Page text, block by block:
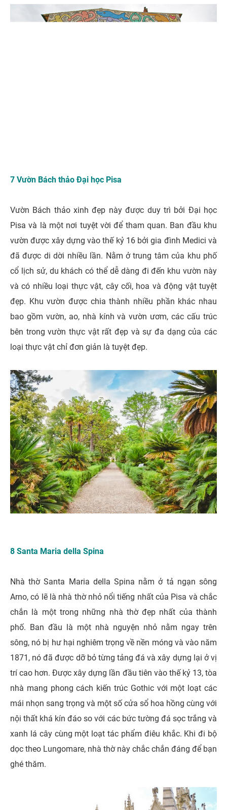
7 Vườn Bách thảo Đại học Pisa
Vườn Bách thảo xinh đẹp này được duy trì bởi Đại học
Pisa và là một nơi tuyệt vời để tham quan. Ban đầu khu
vườn được xây dựng vào thế kỷ 16 bởi gia đình Medici và
đã được di dời nhiều lần. Nằm ở trung tâm của khu phố
cổ lịch sử, du khách có thể dễ dàng đi đến khu vườn này
và có nhiều loại thực vật, cây cối, hoa và động vật tuyệt
đẹp. Khu vườn được chia thành nhiều phần khác nhau
bao gồm vườn, ao, nhà kính và vườn ươm, các cấu trúc
bên trong vườn thực vật rất đẹp và sự đa dạng của các
loại thực vật chỉ đơn giản là tuyệt đẹp.
8 Santa Maria della Spina
Nhà thờ Santa Maria della Spina nằm ở tả ngạn sông
Arno, có lẽ là nhà thờ nhỏ nổi tiếng nhất của Pisa và chắc
chắn là một trong những nhà thờ đẹp nhất của thành
phố. Ban đầu là một nhà nguyện nhỏ nằm ngay trên
sông, nó bị hư hại nghiêm trọng về nền móng và vào năm
1871, nó đã được dỡ bỏ từng tảng đá và xây dựng lại ở vị
trí cao hơn. Được xây dựng lần đầu tiên vào thế kỷ 13, tòa
nhà mang phong cách kiến ​​trúc Gothic với một loạt các
mái nhọn sang trọng và một số cửa sổ hoa hồng cùng với
nội thất khá kín đáo so với các bức tường đá sọc trắng và
xanh lá cây cùng một loạt tác phẩm điêu khắc. Khi đi bộ
dọc theo Lungomare, nhà thờ này chắc chắn đáng để bạn
ghé thăm.